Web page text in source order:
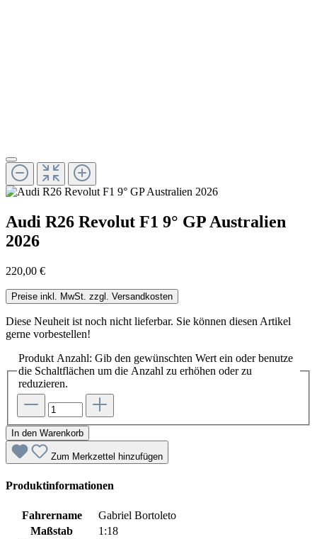
Audi R26 Revolut F1 9° GP Australien
2026
220,00 €
Preise inkl. MwSt. zzgl. Versandkosten
Diese Neuheit ist noch nicht lieferbar. Sie können diesen Artikel
gerne vorbestellen!
Produkt Anzahl: Gib den gewünschten Wert ein oder benutze
die Schaltflächen um die Anzahl zu erhöhen oder zu
reduzieren.
In den Warenkorb
Zum Merkzettel hinzufügen
Produktinformationen
Fahrername
Gabriel Bortoleto
Maßstab
1:18